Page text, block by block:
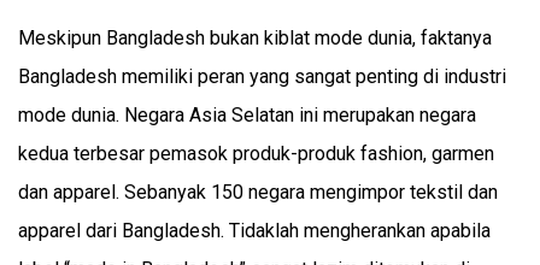
Meskipun Bangladesh bukan kiblat mode dunia, faktanya
Bangladesh memiliki peran yang sangat penting di industri
mode dunia. Negara Asia Selatan ini merupakan negara
kedua terbesar pemasok produk-produk fashion, garmen
dan apparel. Sebanyak 150 negara mengimpor tekstil dan
apparel dari Bangladesh. Tidaklah mengherankan apabila